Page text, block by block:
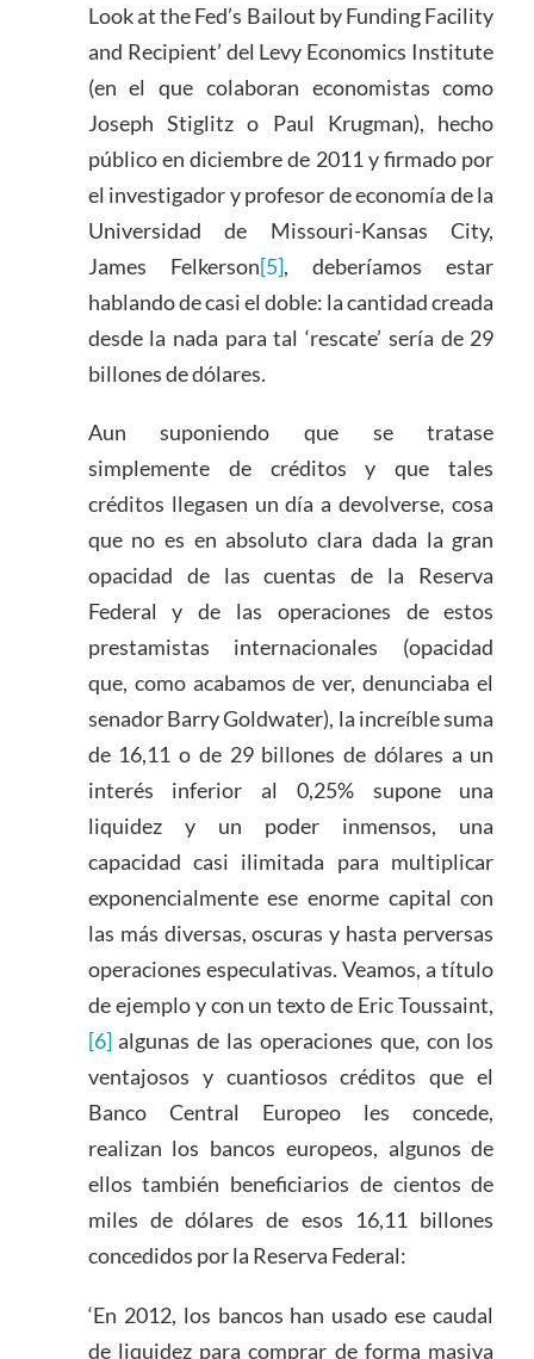
Look at the Fed’s Bailout by Funding Facility
and Recipient’ del Levy Economics Institute
(en el que colaboran economistas como
Joseph Stiglitz o Paul Krugman), hecho
público en diciembre de 2011 y firmado por
el investigador y profesor de economía de la
Universidad de Missouri-Kansas City,
James Felkerson[5], deberíamos estar
hablando de casi el doble: la cantidad creada
desde la nada para tal ‘rescate’ sería de 29
billones de dólares.
Aun suponiendo que se tratase
simplemente de créditos y que tales
créditos llegasen un día a devolverse, cosa
que no es en absoluto clara dada la gran
opacidad de las cuentas de la Reserva
Federal y de las operaciones de estos
prestamistas internacionales (opacidad
que, como acabamos de ver, denunciaba el
senador Barry Goldwater), la increíble suma
de 16,11 o de 29 billones de dólares a un
interés inferior al 0,25% supone una
liquidez y un poder inmensos, una
capacidad casi ilimitada para multiplicar
exponencialmente ese enorme capital con
las más diversas, oscuras y hasta perversas
operaciones especulativas. Veamos, a título
de ejemplo y con un texto de Eric Toussaint,
[6]algunas de las operaciones que, con los
ventajosos y cuantiosos créditos que el
Banco Central Europeo les concede,
realizan los bancos europeos, algunos de
ellos también beneficiarios de cientos de
miles de dólares de esos 16,11 billones
concedidos por la Reserva Federal:
‘En 2012, los bancos han usado ese caudal
de liquidez para comprar de forma masiva